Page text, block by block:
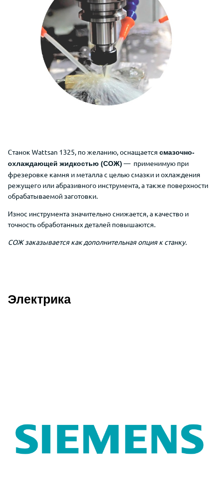
Станок Wattsan 1325, по желанию, оснащается смазочно-
охлаждающей жидкостью (СОЖ) — применимую при
фрезеровке камня и металла с целью смазки и охлаждения
режущего или абразивного инструмента, а также поверхности
обрабатываемой заготовки.
Износ инструмента значительно снижается, а качество и
точность обработанных деталей повышаются.
СОЖ заказывается как дополнительная опция к станку.
Описание дополнительных
Электрика